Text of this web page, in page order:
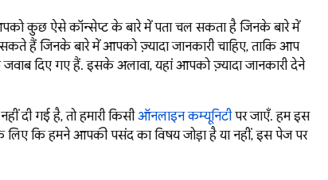
कुछ ऐसे कॉन्सेप्ट के बारे में पता चल सकता है जिनके बारे में
हैं जिनके बारे में आपको ज़्यादा जानकारी चाहिए, ताकि आप
दिए गए हैं. इसके अलावा, यहां आपको ज़्यादा जानकारी देने
दी गई है, तो हमारी किसीऑनलाइन कम्यूनिटीपर जाएँ. हम इस
कि हमने आपकी पसंद का विषय जोड़ा है या नहीं, इस पेज पर